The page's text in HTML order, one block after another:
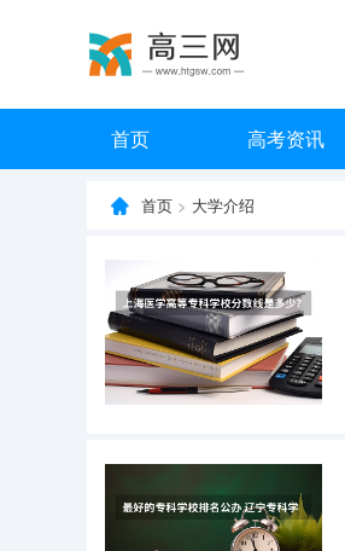
首页 高考资讯
首页 > 大学介绍